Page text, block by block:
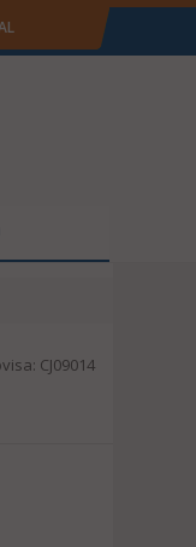
CJ09014